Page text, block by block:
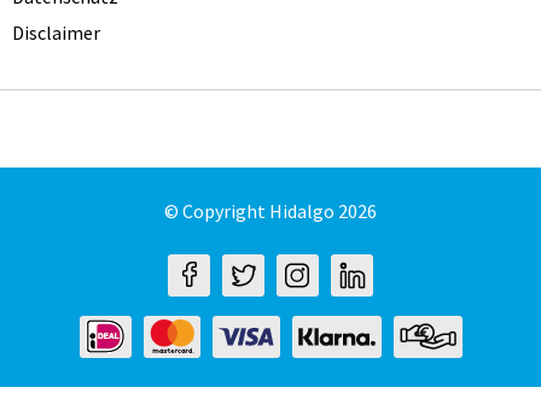
Disclaimer
© Copyright Hidalgo 2026